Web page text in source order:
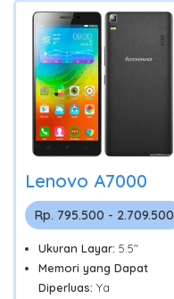
Lenovo A7000
Rp. 795.500 - 2.709.500
Ukuran Layar: 5.5"
Memori yang Dapat
Diperluas: Ya